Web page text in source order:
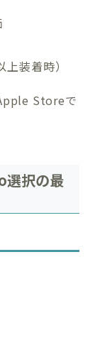
装着時）
Storeで
選択の最